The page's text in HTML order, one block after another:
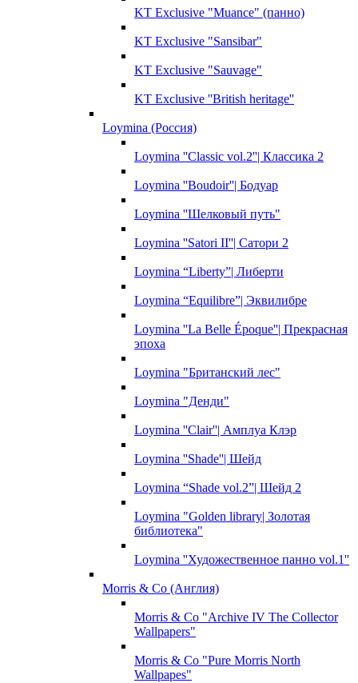
KT Exclusive "Muance" (панно)
KT Exclusive "Sansibar"
KT Exclusive "Sauvage"
KT Exclusive ''British heritage''
Loymina (Россия)
Loymina ''Classic vol.2''| Классика 2
Loymina ''Boudoir''| Бодуар
Loymina ''Шелковый путь"
Loymina ''Satori II''| Сатори 2
Loymina “Liberty”| Либерти
Loymina “Equilibre”| Эквилибре
Loymina ''La Belle Époque''| Прекрасная
эпоха
Loymina "Британский лес"
Loymina "Денди"
Loymina ''Clair''| Амплуа Клэр
Loymina ''Shade''| Шейд
Loymina “Shade vol.2”| Шейд 2
Loymina "Golden library| Золотая
библиотека"
Loymina ''Художественное панно vol.1''
Morris & Co (Англия)
Morris & Co "Archive IV The Collector
Wallpapers"
Morris & Co "Pure Morris North
Wallpapes"